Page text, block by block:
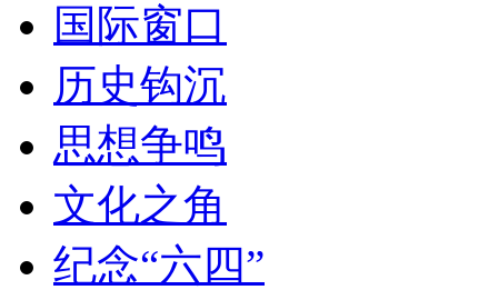
国际窗口
历史钩沉
思想争鸣
文化之角
纪念“六四”